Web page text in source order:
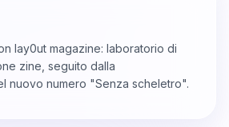
lay0ut magazine: laboratorio di
zine, seguito dalla
nuovo numero "Senza scheletro".